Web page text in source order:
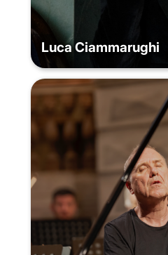
Luca Ciammarughi